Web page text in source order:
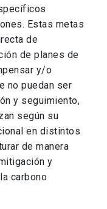
Estas metas
de
de planes de
y/o
no puedan ser
y seguimiento,
según su
en distintos
de manera
y
carbono